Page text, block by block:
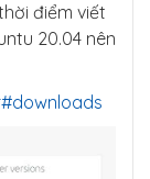
điểm viết
20.04 nên